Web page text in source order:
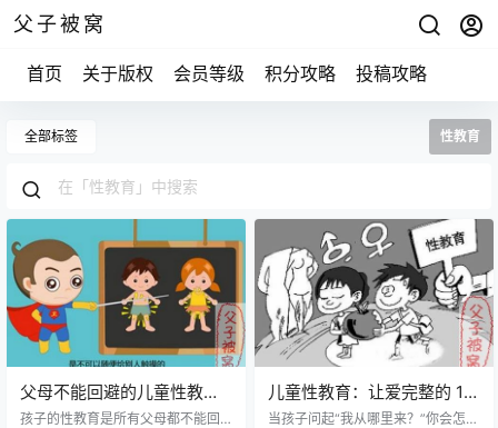
父子被窝
首页 关于版权 会员等级 积分攻略 投稿攻略
全部标签 性教育
父母不能回避的儿童性教育
课 40讲完结版
孩子的性教育是所有父母都不能回
儿童性教育：让爱完整的 12
堂父母必修课
当孩子问起“我从哪里来？”你会怎么